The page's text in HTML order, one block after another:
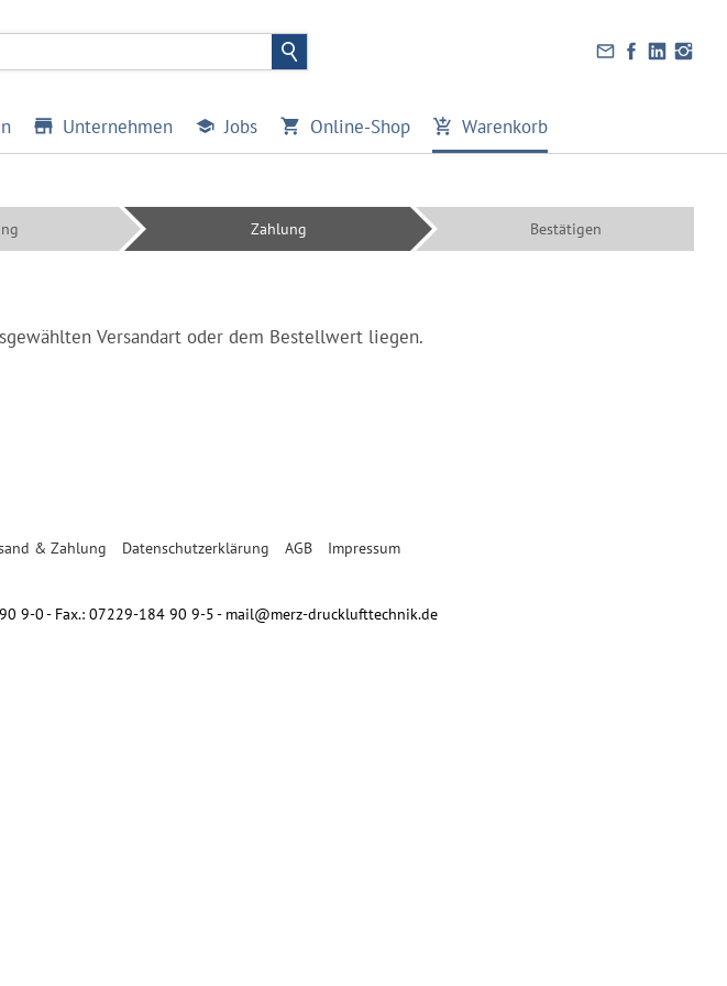
Unternehmen Jobs Online-Shop Warenkorb
Zahlung Bestätigen
Versandart oder dem Bestellwert liegen.
& Zahlung Datenschutzerklärung AGB Impressum
9-0 - Fax.: 07229-184 90 9-5 - mail@merz-drucklufttechnik.de